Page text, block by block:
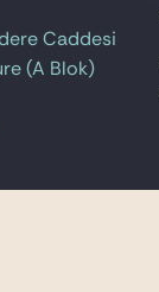
Caddesi
(A Blok)
Caddesi
(A Blok)